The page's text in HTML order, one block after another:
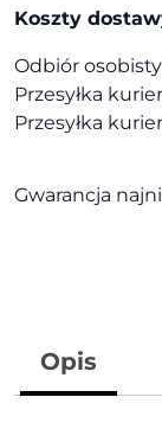
Koszty
Odbiór
Przesyłka
Przesyłka
Gwarancja
Opis